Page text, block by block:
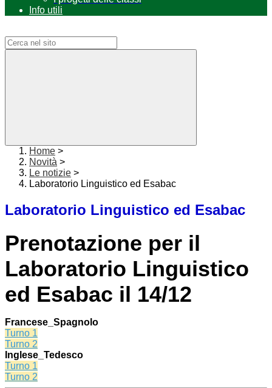
Info utili
Home >
Novità >
Le notizie >
Laboratorio Linguistico ed Esabac
Laboratorio Linguistico ed Esabac
Prenotazione per il
Laboratorio Linguistico
ed Esabac il 14/12
Francese_Spagnolo
Turno 1
Turno 2
Inglese_Tedesco
Turno 1
Turno 2